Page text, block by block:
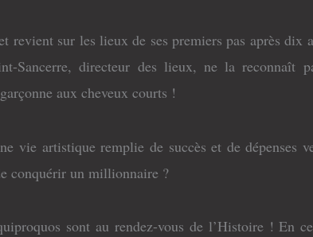
revient sur les lieux de ses premiers pas après dix
Sancerre, directeur des lieux, ne la reconnaît
aux cheveux courts !
vie artistique remplie de succès et de dépenses
conquérir un millionnaire ?
sont au rendez-vous de l’Histoire ! En